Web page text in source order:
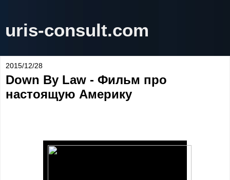
uris-consult.com
2015/12/28
Down By Law - Фильм про
настоящую Америку